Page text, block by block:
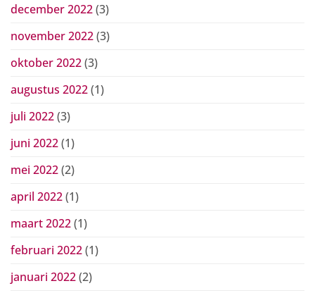
december 2022(3)
november 2022(3)
oktober 2022(3)
augustus 2022(1)
juli 2022(3)
juni 2022(1)
mei 2022(2)
april 2022(1)
maart 2022(1)
februari 2022(1)
januari 2022(2)